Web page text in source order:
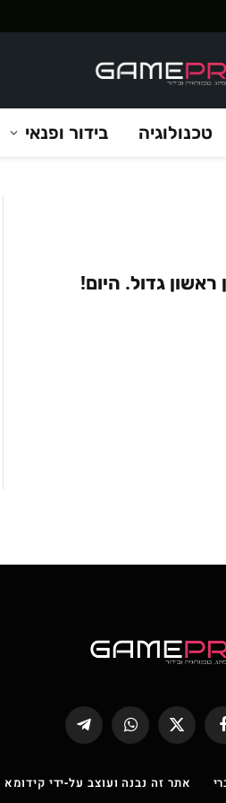
טכנולוגיה בידור ופנאי
פייסבוק
X
(טוויטר)
WhatsApp
Telegram
אתר זה נבנה ועוצב על-ידי קידומא